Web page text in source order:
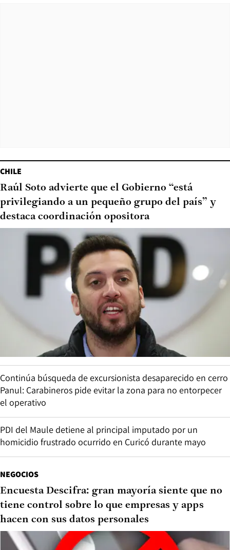
CHILE
Raúl Soto advierte que el Gobierno “está
privilegiando a un pequeño grupo del país” y
destaca coordinación opositora
Continúa búsqueda de excursionista desaparecido en cerro
Panul: Carabineros pide evitar la zona para no entorpecer
el operativo
PDI del Maule detiene al principal imputado por un
homicidio frustrado ocurrido en Curicó durante mayo
NEGOCIOS
Encuesta Descifra: gran mayoría siente que no
tiene control sobre lo que empresas y apps
hacen con sus datos personales